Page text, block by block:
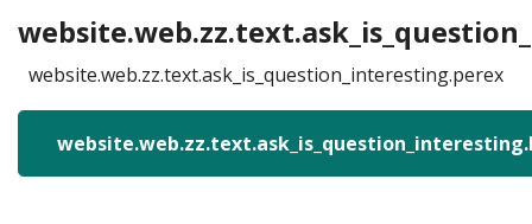
website.web.zz.text.ask_is_question_interesting.perex